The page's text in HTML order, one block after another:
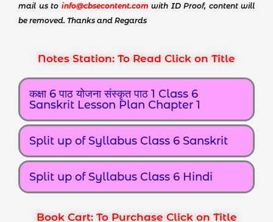
mail us to info@cbsecontent.com with ID Proof, content will
be removed. Thanks and Regards
Notes Station: To Read Click on Title
कक्षा 6 पाठ योजना संस्कृत पाठ 1 Class 6
Sanskrit Lesson Plan Chapter 1
Split up of Syllabus Class 6 Sanskrit
Split up of Syllabus Class 6 Hindi
Book Cart: To Purchase Click on Title